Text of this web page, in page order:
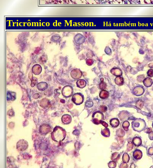
..
Tricrômico de Masson. Há também boa